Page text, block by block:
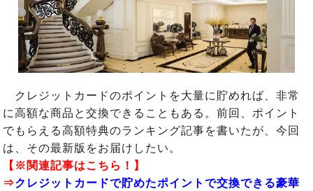
クレジットカードのポイントを大量に貯めれば、非常
に高額な商品と交換できることもある。前回、ポイント
でもらえる高額特典のランキング記事を書いたが、今回
は、その最新版をお届けしたい。
【※関連記事はこちら！】
⇒クレジットカードで貯めたポイントで交換できる豪華